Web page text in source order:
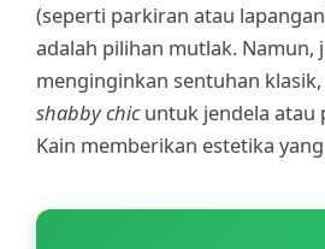
(seperti parkiran atau
adalah pilihan mutlak. Namun,
menginginkan sentuhan
shabby chicuntuk jendela atau
Kain memberikan estetika